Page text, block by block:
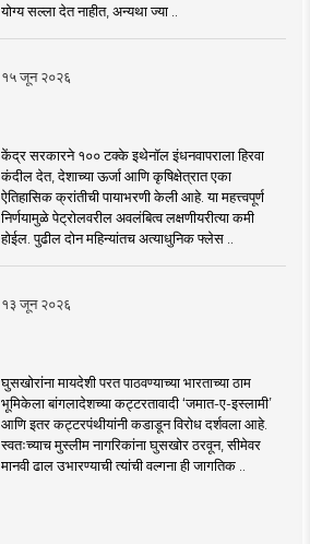
योग्य सल्ला देत नाहीत, अन्यथा ज्या ..
१५ जून २०२६
केंद्र सरकारने १०० टक्के इथेनॉल इंधनवापराला हिरवा
कंदील देत, देशाच्या ऊर्जा आणि कृषिक्षेत्रात एका
ऐतिहासिक क्रांतीची पायाभरणी केली आहे. या महत्त्वपूर्ण
निर्णयामुळे पेट्रोलवरील अवलंबित्व लक्षणीयरीत्या कमी
होईल. पुढील दोन महिन्यांतच अत्याधुनिक फ्लेस ..
१३ जून २०२६
घुसखोरांना मायदेशी परत पाठवण्याच्या भारताच्या ठाम
भूमिकेला बांगलादेशच्या कट्टरतावादी ‘जमात-ए-इस्लामी’
आणि इतर कट्टरपंथीयांनी कडाडून विरोध दर्शवला आहे.
स्वतःच्याच मुस्लीम नागरिकांना घुसखोर ठरवून, सीमेवर
मानवी ढाल उभारण्याची त्यांची वल्गना ही जागतिक ..